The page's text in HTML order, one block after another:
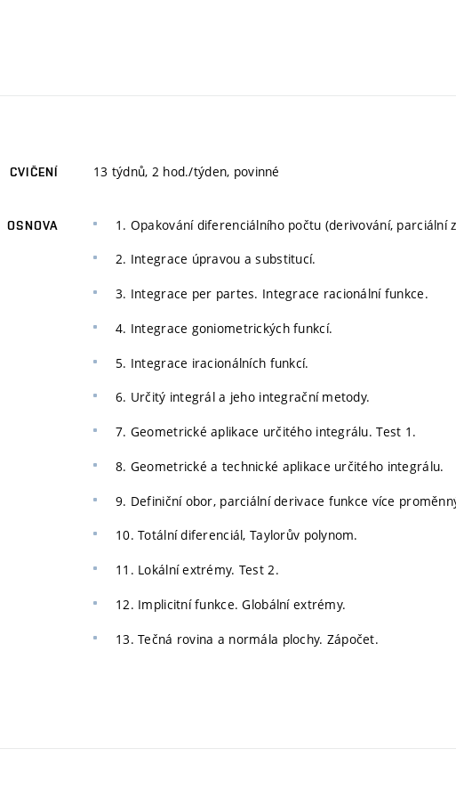
CVIČENÍ 13 týdnů, 2 hod./týden, povinné
OSNOVA 1. Opakování diferenciálního počtu (derivování, parciální
2. Integrace úpravou a substitucí.
3. Integrace per partes. Integrace racionální funkce.
4. Integrace goniometrických funkcí.
5. Integrace iracionálních funkcí.
6. Určitý integrál a jeho integrační metody.
7. Geometrické aplikace určitého integrálu. Test 1.
8. Geometrické a technické aplikace určitého integrálu.
9. Definiční obor, parciální derivace funkce více
10. Totální diferenciál, Taylorův polynom.
11. Lokální extrémy. Test 2.
12. Implicitní funkce. Globální extrémy.
13. Tečná rovina a normála plochy. Zápočet.